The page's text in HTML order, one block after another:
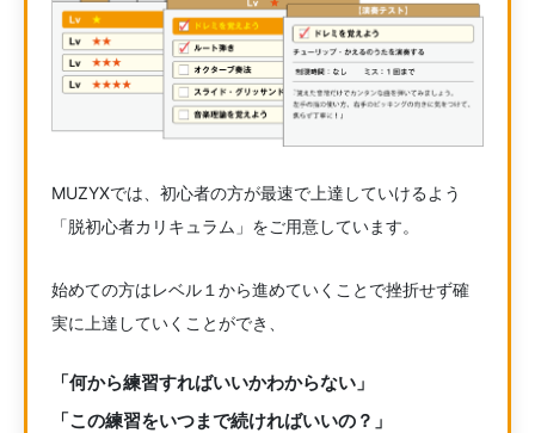
MUZYXでは、初心者の方が最速で上達していけるよう
「脱初心者カリキュラム」をご用意しています。
始めての方はレベル１から進めていくことで挫折せず確
実に上達していくことができ、
「何から練習すればいいかわからない」
「この練習をいつまで続ければいいの？」